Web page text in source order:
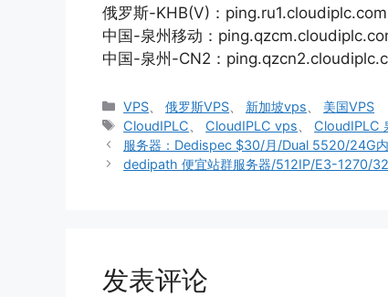
俄罗斯-KHB(V)：ping.ru1.cloudiplc.com
中国-泉州移动：
中国-泉州-CN2：
分
类
VPS 、俄罗斯VPS 新加坡vps
美国VPS
标
签
CloudIPLC CloudIPLC vps CloudIPLC
服务器：Dedispec $30/月/Dual 5520/24G
dedipath 便宜站群服务器/512IP/E3-1270/
发表评论